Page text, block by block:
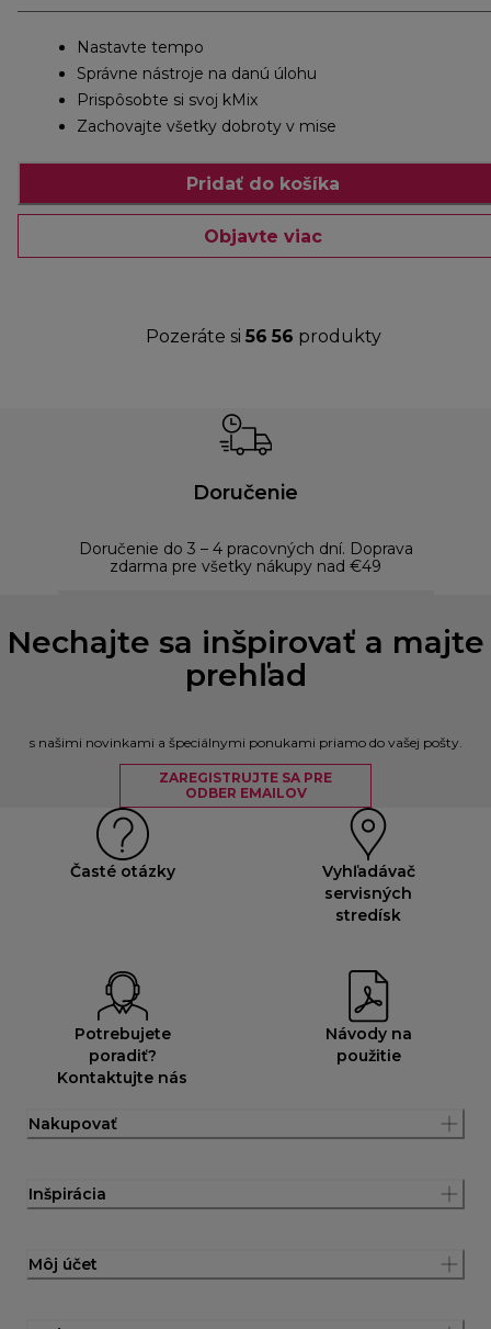
Nastavte tempo
Správne nástroje na danú úlohu
Prispôsobte si svoj kMix
Zachovajte všetky dobroty v mise
Pridať do košíka
Objavte viac
Pozeráte si 56 56 produkty
Doručenie
Doručenie do 3 – 4 pracovných dní. Doprava
zdarma pre všetky nákupy nad €49
Nechajte sa inšpirovať a majte
prehľad
s našimi novinkami a špeciálnymi ponukami priamo do vašej pošty.
ZAREGISTRUJTE SA PRE
ODBER EMAILOV
Časté otázky
Vyhľadávač
servisných
stredísk
Potrebujete
poradiť?
Kontaktujte nás
Návody na
použitie
Nakupovať
Inšpirácia
Môj účet